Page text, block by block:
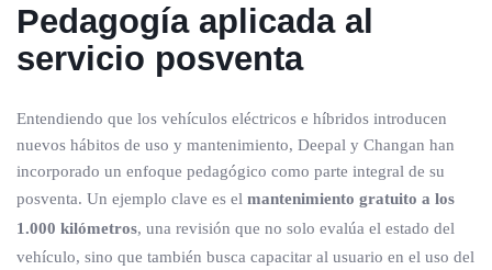
Pedagogía aplicada al
servicio posventa
Entendiendo que los vehículos eléctricos e híbridos introducen
nuevos hábitos de uso y mantenimiento, Deepal y Changan han
incorporado un enfoque pedagógico como parte integral de su
posventa. Un ejemplo clave es el mantenimiento gratuito a los
1.000 kilómetros, una revisión que no solo evalúa el estado del
vehículo, sino que también busca capacitar al usuario en el uso del